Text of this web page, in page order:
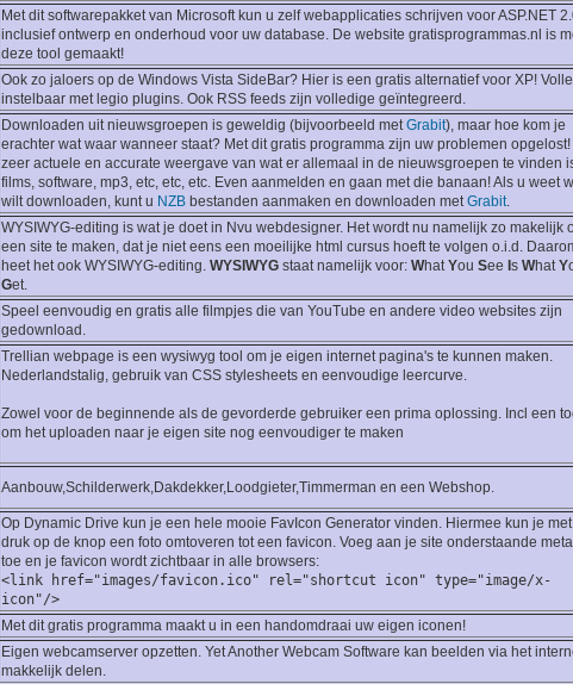
Met dit softwarepakket van Microsoft kun u zelf webapplicaties schrijven voor ASP.NET
inclusief ontwerp en onderhoud voor uw database. De website gratisprogrammas.nl is
deze tool gemaakt!
Ook zo jaloers op de Windows Vista SideBar? Hier is een gratis alternatief voor XP!
instelbaar met legio plugins. Ook RSS feeds zijn volledige geïntegreerd.
Downloaden uit nieuwsgroepen is geweldig (bijvoorbeeld metGrabit), maar hoe kom je
erachter wat waar wanneer staat? Met dit gratis programma zijn uw problemen opgelost!
zeer actuele en accurate weergave van wat er allemaal in de nieuwsgroepen te vinden
films, software, mp3, etc, etc, etc. Even aanmelden en gaan met die banaan! Als u weet
wilt downloaden, kunt u NZB bestanden aanmaken en downloaden metGrabit.
WYSIWYG-editing is wat je doet in Nvu webdesigner. Het wordt nu namelijk zo makelijk
een site te maken, dat je niet eens een moeilijke html cursus hoeft te volgen o.i.d.
heet het ook WYSIWYG-editing. WYSIWYG staat namelijk voor: WhatYou See s WhatY
Get.
Speel eenvoudig en gratis alle filmpjes die van YouTube en andere video websites zijn
gedownload.
Trellian webpage is een wysiwyg tool om je eigen internet pagina's te kunnen maken.
Nederlandstalig, gebruik van CSS stylesheets en eenvoudige leercurve.
Zowel voor de beginnende als de gevorderde gebruiker een prima oplossing. Incl een
om het uploaden naar je eigen site nog eenvoudiger te maken
Aanbouw,Schilderwerk,Dakdekker,Loodgieter,Timmerman en een Webshop.
Op Dynamic Drive kun je een hele mooie FavIcon Generator vinden. Hiermee kun je
druk op de knop een foto omtoveren tot een favicon. Voeg aan je site onderstaande
toe en je favicon wordt zichtbaar in alle browsers:
<link href="images/favicon.ico" rel="shortcut icon" type="image/x-
icon"/>
Met dit gratis programma maakt u in een handomdraai uw eigen iconen!
Eigen webcamserver opzetten. Yet Another Webcam Software kan beelden via het
makkelijk delen.